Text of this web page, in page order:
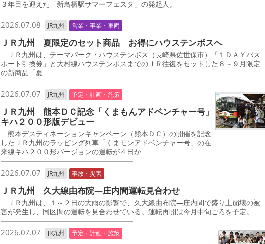
３年目を迎えた「新鳥栖駅サマーフェスタ」の発起人。
2026.07.08 JR九州 営業・事業・車両
ＪＲ九州 夏限定のセット商品 お得にハウステンボスへ
ＪＲ九州は、テーマパーク・ハウステンボス（長崎県佐世保市）「１ＤＡＹパス
ポート引換券」と大村線ハウステンボスまでのＪＲ往復をセットした８～９月限定
の新商品「夏
2026.07.07 JR九州 予定・計画・施策
ＪＲ九州 熊本ＤＣ記念「くまもんアドベンチャー号」
キハ２００形版デビュー
熊本デスティネーションキャンペーン（熊本ＤＣ）の開催を記念
したＪＲ九州のラッピング列車「くまモンアドベンチャー号」の在
来線キハ２００形バージョンの運転が４日か
2026.07.07 JR九州 事故・災害
ＪＲ九州 久大線由布院―庄内間運転見合わせ
ＪＲ九州は、１～２日の大雨の影響で、久大線由布院―庄内間で盛り土崩壊の被
害が発生し、同区間の運転を見合わせている。運転再開は今月中旬ごろを予定。
2026.07.07 JR九州 予定・計画・施策